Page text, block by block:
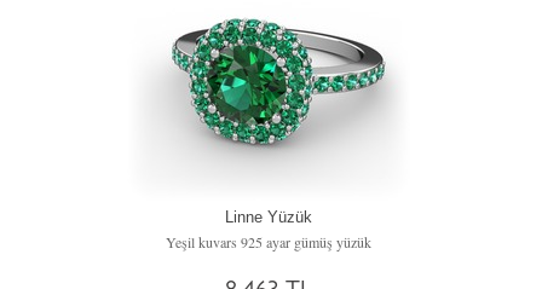
Linne Yüzük
Yeşil kuvars 925 ayar gümüş yüzük